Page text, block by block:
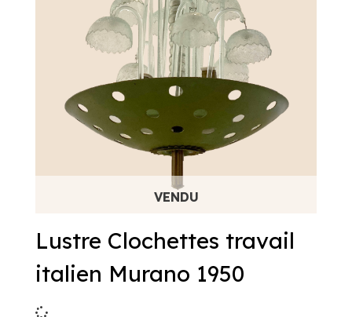
Lustre Clochettes travail
italien Murano 1950